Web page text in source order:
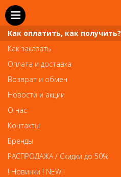
SEO
Как оплатить, как получить?
Как заказать
Оплата и доставка
Возврат и обмен
Новости и акции
О нас
Контакты
Бренды
РАСПРОДАЖА / Скидки до 50%
! Новинки ! NEW !